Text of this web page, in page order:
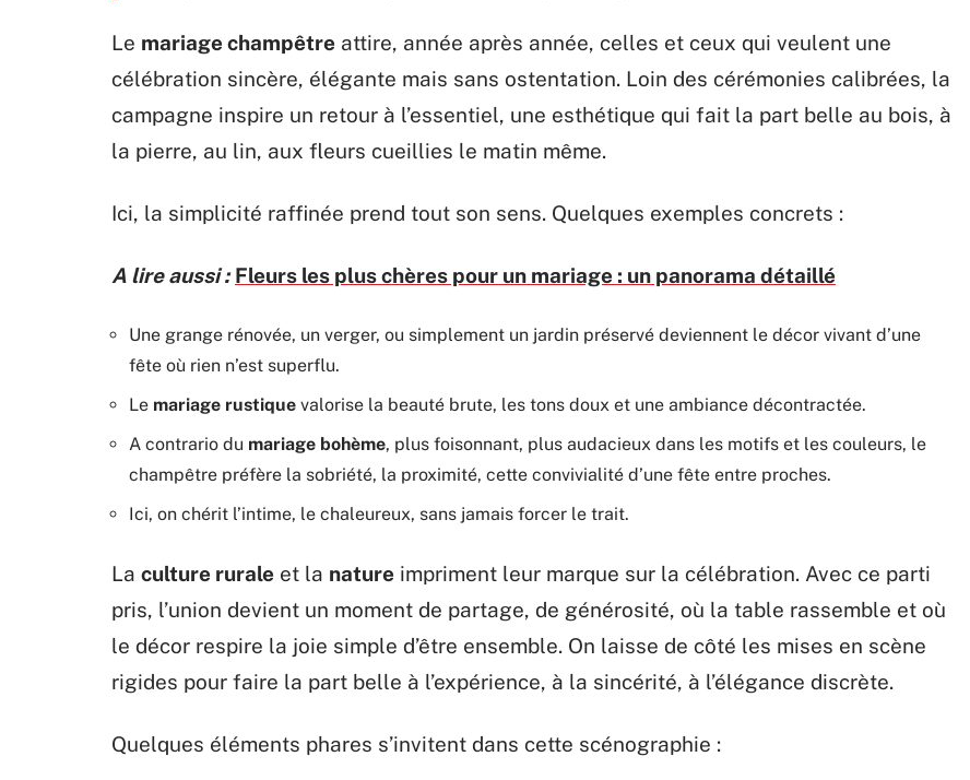
Le mariage champêtre attire, année après année, celles et ceux qui veulent une
célébration sincère, élégante mais sans ostentation. Loin des cérémonies calibrées, la
campagne inspire un retour à l’essentiel, une esthétique qui fait la part belle au bois, à
la pierre, au lin, aux fleurs cueillies le matin même.
Ici, la simplicité raffinée prend tout son sens. Quelques exemples concrets :
A lire aussi : Fleurs les plus chères pour un mariage : un panorama détaillé
Une grange rénovée, un verger, ou simplement un jardin préservé deviennent le décor vivant d’une
fête où rien n’est superflu.
Le mariage rustique valorise la beauté brute, les tons doux et une ambiance décontractée.
A contrario du mariage bohème, plus foisonnant, plus audacieux dans les motifs et les couleurs, le
champêtre préfère la sobriété, la proximité, cette convivialité d’une fête entre proches.
Ici, on chérit l’intime, le chaleureux, sans jamais forcer le trait.
La culture rurale et la nature impriment leur marque sur la célébration. Avec ce parti
pris, l’union devient un moment de partage, de générosité, où la table rassemble et où
le décor respire la joie simple d’être ensemble. On laisse de côté les mises en scène
rigides pour faire la part belle à l’expérience, à la sincérité, à l’élégance discrète.
Quelques éléments phares s’invitent dans cette scénographie :